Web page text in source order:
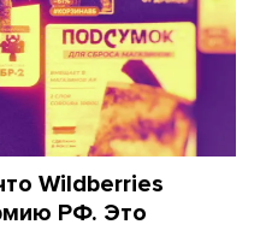
Wildberries
РФ. Это